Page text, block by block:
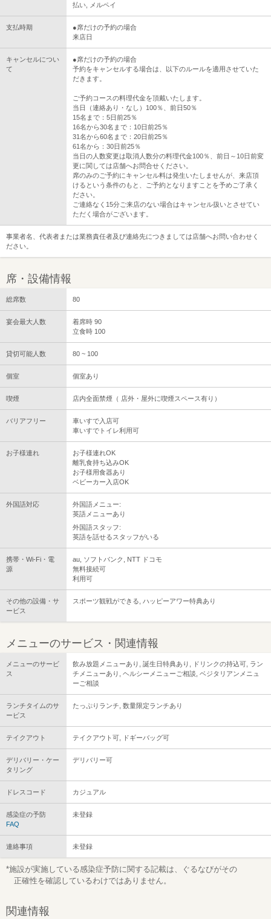
払い, メルペイ
支払時期
●席だけの予約の場合
来店日
キャンセルについ
て
●席だけの予約の場合
予約をキャンセルする場合は、以下のルールを適用させていた
だきます。
ご予約コースの料理代金を頂戴いたします。
当日（連絡あり・なし）100％、前日50％
15名まで：5日前25％
16名から30名まで：10日前25％
31名から60名まで：20日前25％
61名から：30日前25％
当日の人数変更は取消人数分の料理代金100％、前日～10日前変
更に関しては店舗へお問合せください。
席のみのご予約にキャンセル料は発生いたしませんが、来店頂
けるという条件のもと、ご予約となりますことを予めご了承く
ださい。
ご連絡なく15分ご来店のない場合はキャンセル扱いとさせてい
ただく場合がございます。
事業者名、代表者または業務責任者及び連絡先につきましては店舗へお問い合わせく
ださい。
席・設備情報
総席数 80
宴会最大人数
着席時 90
立食時 100
貸切可能人数 80 ~ 100
個室 個室あり
喫煙 店内全面禁煙（ 店外・屋外に喫煙スペース有り）
バリアフリー
車いすで入店可
車いすでトイレ利用可
お子様連れ
お子様連れOK
離乳食持ち込みOK
お子様用食器あり
ベビーカー入店OK
外国語対応
外国語メニュー:
英語メニューあり
外国語スタッフ:
英語を話せるスタッフがいる
携帯・Wi-Fi・電
源
au, ソフトバンク, NTT ドコモ
無料接続可
利用可
その他の設備・サ
ービス
スポーツ観戦ができる, ハッピーアワー特典あり
メニューのサービス・関連情報
メニューのサービ
ス
飲み放題メニューあり, 誕生日特典あり, ドリンクの持込可, ラン
チメニューあり, ヘルシーメニューご相談, ベジタリアンメニュ
ーご相談
ランチタイムのサ
ービス
たっぷりランチ, 数量限定ランチあり
テイクアウト テイクアウト可, ドギーバッグ可
デリバリー・ケー
タリング
デリバリー可
ドレスコード カジュアル
感染症の予防
FAQ
未登録
連絡事項 未登録
*施設が実施している感染症予防に関する記載は、ぐるなびがその
正確性を確認しているわけではありません。
関連情報